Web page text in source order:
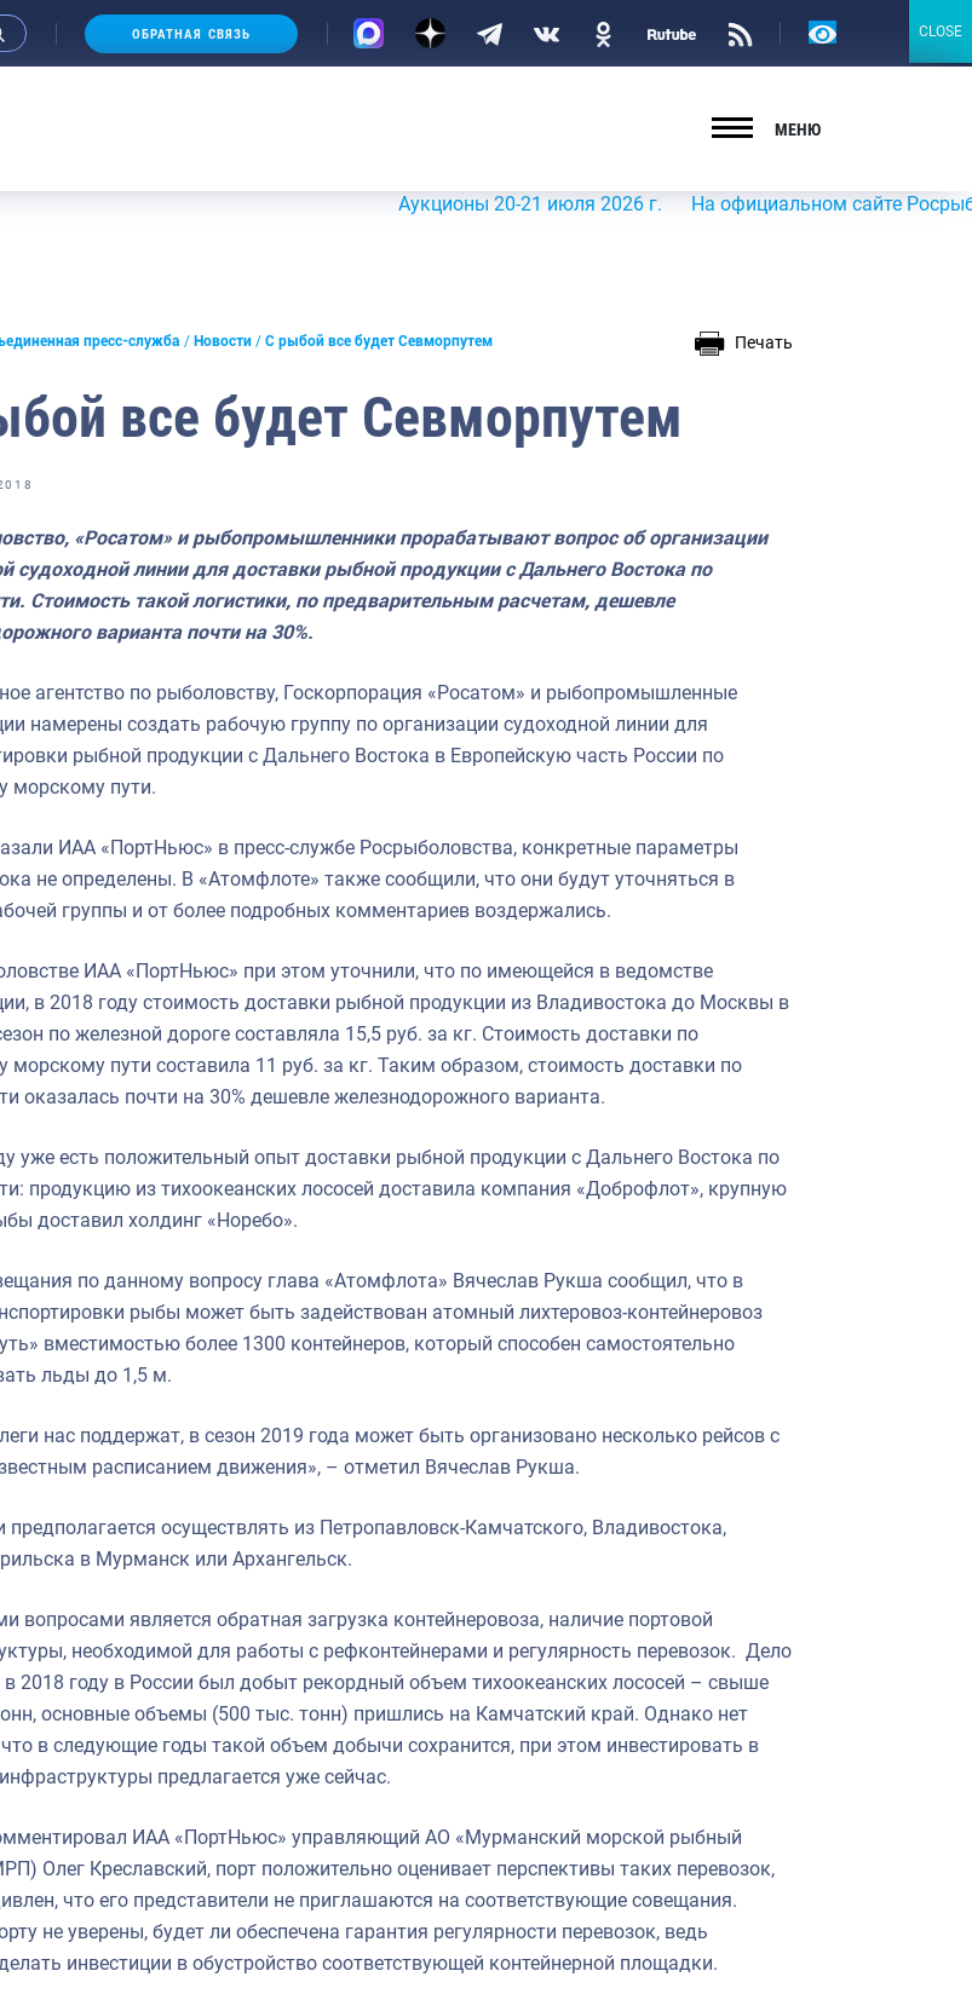
ОБРАТНАЯ СВЯЗЬ
Версия
МЕНЮ
Аукционы 20-21 июля 2026 г. На официальном сайте
пресс-служба Новости С рыбой все будет Севморпутем Печать
все будет Севморпутем
«Росатом» и рыбопромышленники прорабатывают вопрос об организации
судоходной линии для доставки рыбной продукции с Дальнего Востока по
Стоимость такой логистики, по предварительным расчетам, дешевле
варианта почти на 30%.
агентство по рыболовству, Госкорпорация «Росатом» и рыбопромышленные
намерены создать рабочую группу по организации судоходной линии для
рыбной продукции с Дальнего Востока в Европейскую часть России по
морскому пути.
ИАА «ПортНьюс» в пресс-службе Росрыболовства, конкретные параметры
не определены. В «Атомфлоте» также сообщили, что они будут уточняться в
группы и от более подробных комментариев воздержались.
ИАА «ПортНьюс» при этом уточнили, что по имеющейся в ведомстве
в 2018 году стоимость доставки рыбной продукции из Владивостока до Москвы в
по железной дороге составляла 15,5 руб. за кг. Стоимость доставки по
морскому пути составила 11 руб. за кг. Таким образом, стоимость доставки по
оказалась почти на 30% дешевле железнодорожного варианта.
уже есть положительный опыт доставки рыбной продукции с Дальнего Востока по
продукцию из тихоокеанских лососей доставила компания «Доброфлот», крупную
доставил холдинг «Норебо».
по данному вопросу глава «Атомфлота» Вячеслав Рукша сообщил, что в
рыбы может быть задействован атомный лихтеровоз-контейнеровоз
вместимостью более 1300 контейнеров, который способен самостоятельно
льды до 1,5 м.
нас поддержат, в сезон 2019 года может быть организовано несколько рейсов с
расписанием движения», – отметил Вячеслав Рукша.
предполагается осуществлять из Петропавловск-Камчатского, Владивостока,
в Мурманск или Архангельск.
вопросами является обратная загрузка контейнеровоза, наличие портовой
необходимой для работы с рефконтейнерами и регулярность перевозок. Дело
в 2018 году в России был добыт рекордный объем тихоокеанских лососей – свыше
основные объемы (500 тыс. тонн) пришлись на Камчатский край. Однако нет
что в следующие годы такой объем добычи сохранится, при этом инвестировать в
предлагается уже сейчас.
ИАА «ПортНьюс» управляющий АО «Мурманский морской рыбный
Олег Креславский, порт положительно оценивает перспективы таких перевозок,
что его представители не приглашаются на соответствующие совещания.
не уверены, будет ли обеспечена гарантия регулярности перевозок, ведь
инвестиции в обустройство соответствующей контейнерной площадки.
CLOSE
CLOSE